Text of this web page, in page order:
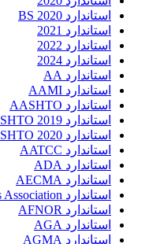
استاندارد 2020 BS
استاندارد 2021
استاندارد 2022
استاندارد 2024
استاندارد AA
استاندارد AAMI
استاندارد AASHTO
استاندارد AASHTO 2019
استاندارد AASHTO 2020
استاندارد AATCC
استاندارد ADA
استاندارد AECMA
استاندارد Aerospace Industries Association
استاندارد AFNOR
استاندارد AGA
استاندارد AGMA